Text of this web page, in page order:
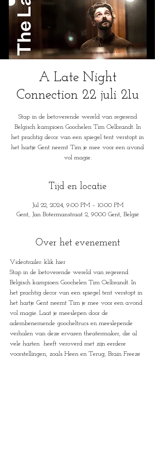
A Late Night
Connection 22 juli 21u
Stap in de betoverende wereld van regerend
Belgisch kampioen Goochelen Tim Oelbrandt. In
het prachtig decor van een spiegel tent verstopt in
het hartje Gent neemt Tim je mee voor een avond
vol magie.
Tijd en locatie
Jul 22, 2024, 9:00 PM – 10:00 PM
Gent, Jan Botermanstraat 2, 9000 Gent, België
Over het evenement
Videotrailer: klik hier
Stap in de betoverende wereld van regerend
Belgisch kampioen Goochelen Tim Oelbrandt. In
het prachtig decor van een spiegel tent verstopt in
het hartje Gent neemt Tim je mee voor een avond
vol magie. Laat je meeslepen door de
adembenemende goocheltrucs en meeslepende
verhalen van deze ervaren theatermaker, die al
vele harten  heeft veroverd met zijn eerdere
voorstellingen, zoals Heen en Terug, Brain Freeze